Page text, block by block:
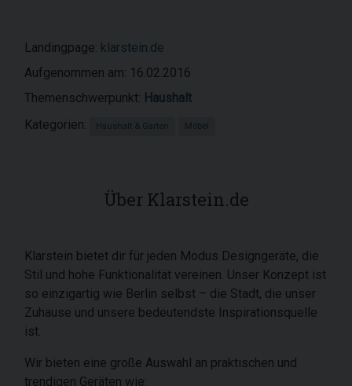
Landingpage: klarstein.de
Aufgenommen am: 16.02.2016
Themenschwerpunkt: Haushalt
Kategorien:
Haushalt & Garten Möbel
Über Klarstein.de
Klarstein bietet dir für jeden Modus Designgeräte, die
Stil und hohe Funktionalität vereinen. Unser Konzept ist
so einzigartig wie Berlin selbst – die Stadt, die unser
Zuhause und unsere bedeutendste Inspirationsquelle
ist.
Wir bieten eine große Auswahl an praktischen und
trendigen Geräten wie: